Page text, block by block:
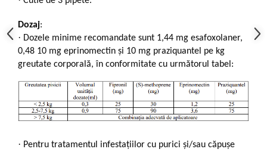
Dozaj:
· Dozele minime recomandate sunt 1,44 mg esafoxolaner,
0,48 10 mg eprinomectin şi 10 mg praziquantel pe kg
greutate corporală, în conformitate cu următorul tabel:
· Pentru tratamentul infestațiilor cu purici și/sau căpușe